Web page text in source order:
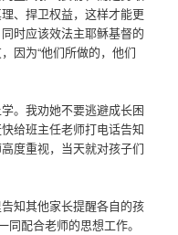
、捍卫权益，这样才能更
时应该效法主耶稣基督的
因为“他们所做的，他们
。我劝她不要逃避成长困
给班主任老师打电话告知
度重视，当天就对孩子们
知其他家长提醒各自的孩
同配合老师的思想工作。